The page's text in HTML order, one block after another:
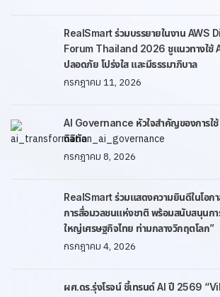
RealSmart ร่วมบรรยายในงาน AWS
Forum Thailand 2026 ชูแนวทางใช้
ปลอดภัย โปร่งใส และมีธรรมาภิบาล
กรกฎาคม 11, 2026
AI Governance หัวใจสำคัญของการใช้
ดิจิทัล
กรกฎาคม 8, 2026
RealSmart ร่วมแสดงความยินดีในโอก
การสื่อมวลชนแห่งชาติ พร้อมสนับสนุนก
ใหญ่เศรษฐกิจไทย ท่ามกลางวิกฤตโลก”
กรกฎาคม 4, 2026
ผศ.ดร.รุ่งโรจน์ ชี้เทรนด์ AI ปี 2569